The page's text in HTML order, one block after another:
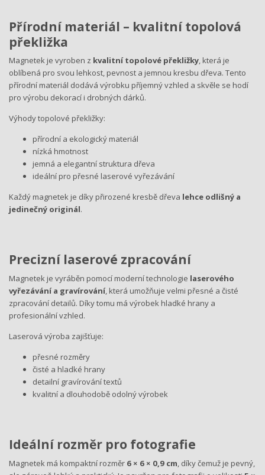
Přírodní materiál – kvalitní topolová
překližka
Magnetek je vyroben z kvalitní topolové překližky, která je
oblíbená pro svou lehkost, pevnost a jemnou kresbu dřeva. Tento
přírodní materiál dodává výrobku příjemný vzhled a skvěle se hodí
pro výrobu dekorací i drobných dárků.
Výhody topolové překližky:
přírodní a ekologický materiál
nízká hmotnost
jemná a elegantní struktura dřeva
ideální pro přesné laserové vyřezávání
Každý magnetek je díky přirozené kresbě dřeva lehce odlišný a
jedinečný originál.
Precizní laserové zpracování
Magnetek je vyráběn pomocí moderní technologie laserového
vyřezávání a gravírování, která umožňuje velmi přesné a čisté
zpracování detailů. Díky tomu má výrobek hladké hrany a
profesionální vzhled.
Laserová výroba zajišťuje:
přesné rozměry
čisté a hladké hrany
detailní gravírování textů
kvalitní a dlouhodobě odolný výrobek
Ideální rozměr pro fotografie
Magnetek má kompaktní rozměr 6 × 6 × 0,9 cm, díky čemuž je pevný,